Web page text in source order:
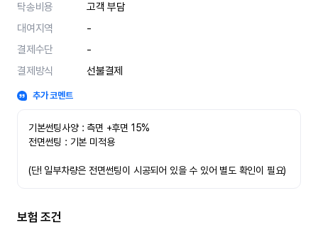
탁송비용
고객 부담
대여지역
-
결제수단
-
결제방식
선불결제
추가 코멘트
기본썬팅사양 : 측면 +후면 15%
전면썬팅 : 기본 미적용
(단! 일부차량은 전면썬팅이 시공되어 있을 수 있어 별도 확인이 필요)
보험 조건